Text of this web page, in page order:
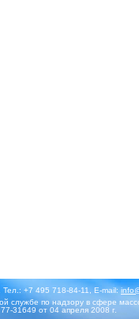
+7 495 718-84-11, E-mail:
по надзору в сфере
31649 от 04 апреля 2008 г.